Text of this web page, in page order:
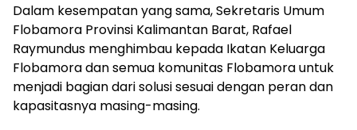
Dalam kesempatan yang sama, Sekretaris Umum
Flobamora Provinsi Kalimantan Barat, Rafael
Raymundus menghimbau kepada Ikatan Keluarga
Flobamora dan semua komunitas Flobamora untuk
menjadi bagian dari solusi sesuai dengan peran dan
kapasitasnya masing-masing.